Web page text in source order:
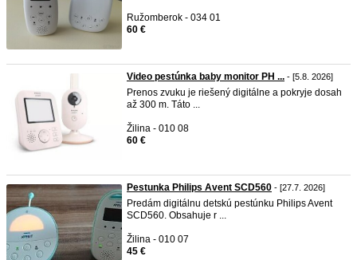
Ružomberok - 034 01
60 €
Video pestúnka baby monitor PH ... - [5.8. 2026]
Prenos zvuku je riešený digitálne a pokryje dosah
až 300 m. Táto ...
Žilina - 010 08
60 €
Pestunka Philips Avent SCD560 - [27.7. 2026]
Predám digitálnu detskú pestúnku Philips Avent
SCD560. Obsahuje r ...
Žilina - 010 07
45 €